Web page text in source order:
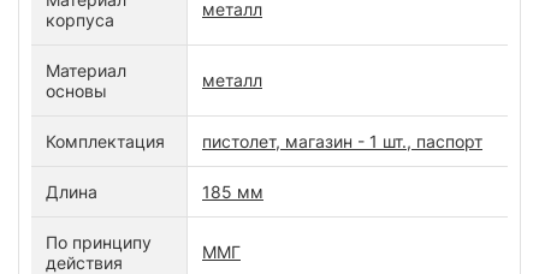
корпуса
металл
Материал
основы
металл
Комплектация пистолет, магазин - 1 шт., паспорт
Длина 185 мм
По принципу
действия
ММГ